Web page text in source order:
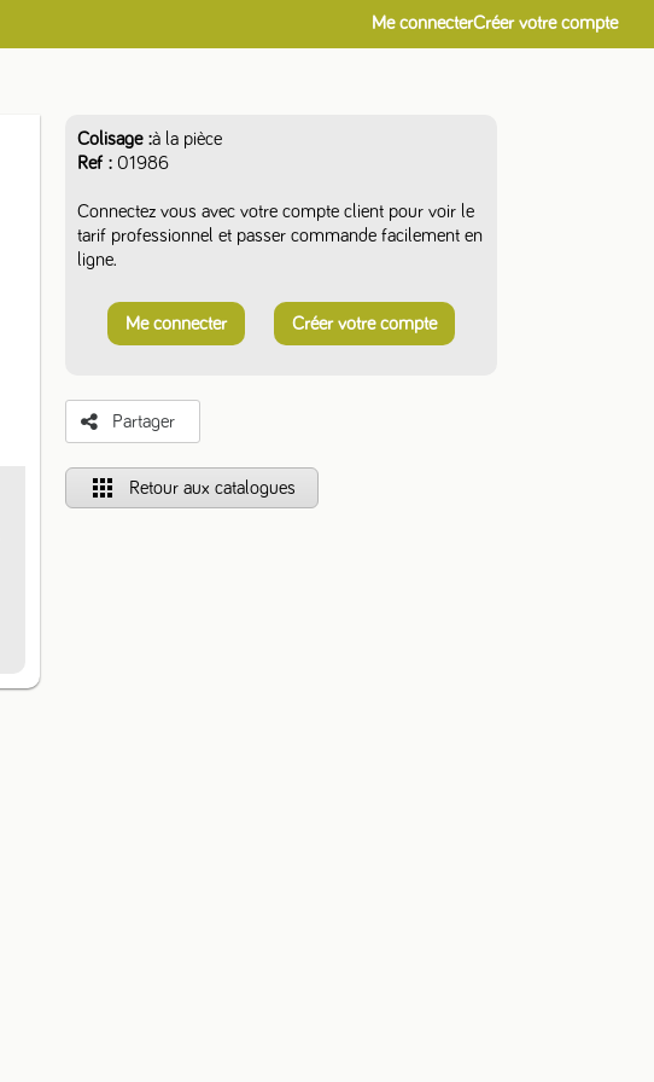
Me connecterCréer votre compte
Colisage à la pièce
Ref
01986
Connectez vous avec votre compte client pour voir le
tarif professionnel et passer commande facilement en
ligne.
Me connecter Créer votre compte
Partager
apps Retour aux catalogues